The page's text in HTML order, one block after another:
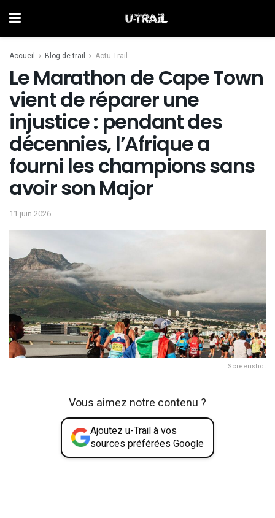
Accueil Blog de trail Actu Trail
Le Marathon de Cape Town
vient de réparer une
injustice : pendant des
décennies, l’Afrique a
fourni les champions sans
avoir son Major
11 juin 2026
Screenshot
Vous aimez notre contenu ?
Ajoutez u-Trail à vos
sources préférées Google